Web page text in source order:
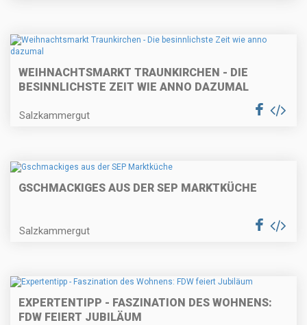
WEIHNACHTSMARKT TRAUNKIRCHEN - DIE
BESINNLICHSTE ZEIT WIE ANNO DAZUMAL
Salzkammergut
GSCHMACKIGES AUS DER SEP MARKTKÜCHE
Salzkammergut
EXPERTENTIPP - FASZINATION DES WOHNENS:
FDW FEIERT JUBILÄUM